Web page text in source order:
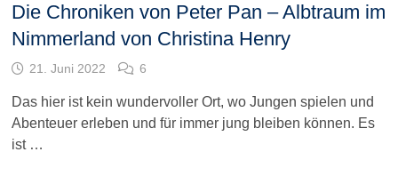
Die Chroniken von Peter Pan – Albtraum im
Nimmerland von Christina Henry
21. Juni 2022 6
Das hier ist kein wundervoller Ort, wo Jungen spielen und
Abenteuer erleben und für immer jung bleiben können. Es
ist …